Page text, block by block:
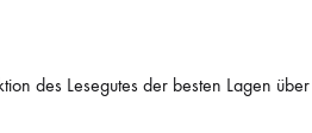
des Lesegutes der besten Lagen